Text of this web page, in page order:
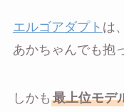
エルゴアダプト は
あかちゃんでも抱
しかも 最上位モデ